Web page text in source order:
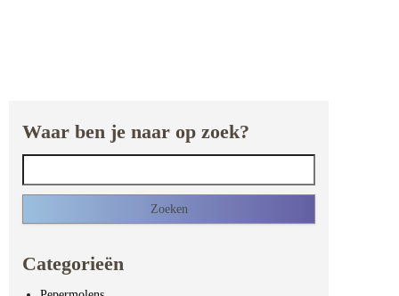
Waar ben je naar op zoek?
Categorieën